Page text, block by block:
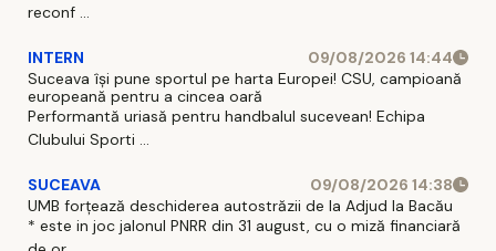
reconf ...
INTERN
09/08/2026 14:44
Suceava își pune sportul pe harta Europei! CSU, campioană
europeană pentru a cincea oară
Performantă uriasă pentru handbalul sucevean! Echipa
Clubului Sporti ...
SUCEAVA
09/08/2026 14:38
UMB forțează deschiderea autostrăzii de la Adjud la Bacău
* este in joc jalonul PNRR din 31 august, cu o miză financiară